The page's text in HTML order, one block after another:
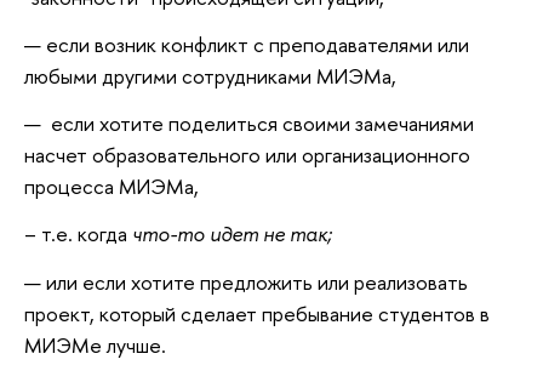
если возник конфликт с преподавателями или
любыми другими сотрудниками МИЭМа,
если хотите поделиться своими замечаниями
насчет образовательного или организационного
процесса МИЭМа,
– т.е. когда что-то идет не так;
или если хотите предложить или реализовать
проект, который сделает пребывание студентов в
МИЭМе лучше.